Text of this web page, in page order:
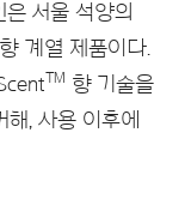
서울 석양의
계열 제품이다.
™ 향 기술을
, 사용 이후에